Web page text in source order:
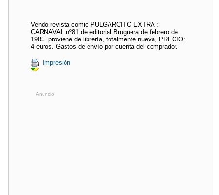
Vendo revista comic PULGARCITO EXTRA :
CARNAVAL nº81 de editorial Bruguera de febrero de
1985. proviene de librería, totalmente nueva, PRECIO:
4 euros. Gastos de envío por cuenta del comprador.
Impresión
Anuncio